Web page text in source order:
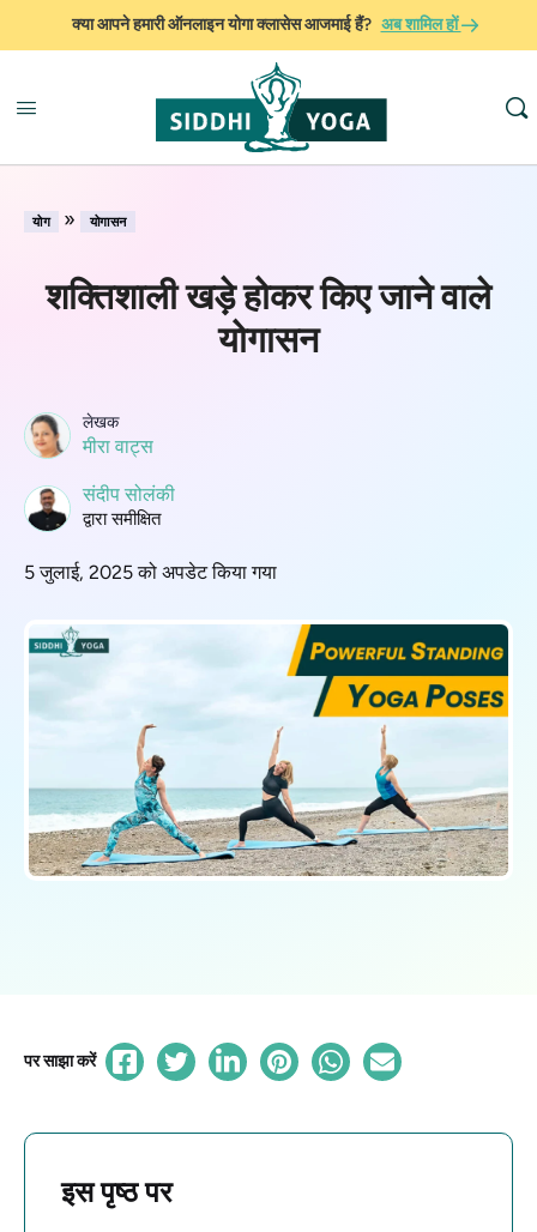
क्या आपने हमारी ऑनलाइन योगा क्लासेस आजमाई हैं? अब शामिल हों
योग » योगासन
शक्तिशाली खड़े होकर किए जाने वाले
योगासन
लेखक
मीरा वाट्स
संदीप सोलंकी
द्वारा समीक्षित
5 जुलाई, 2025 को अपडेट किया गया
पर साझा करें
इस पृष्ठ पर